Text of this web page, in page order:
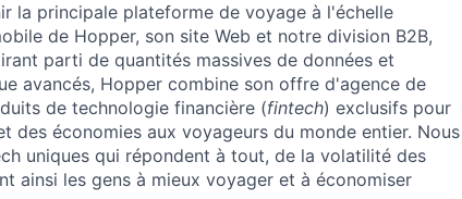
la principale plateforme de voyage à l'échelle
de Hopper, son site Web et notre division B2B,
parti de quantités massives de données et
avancés, Hopper combine son offre d'agence de
de technologie financière (fintech) exclusifs pour
économies aux voyageurs du monde entier. Nous
uniques qui répondent à tout, de la volatilité des
ainsi les gens à mieux voyager et à économiser